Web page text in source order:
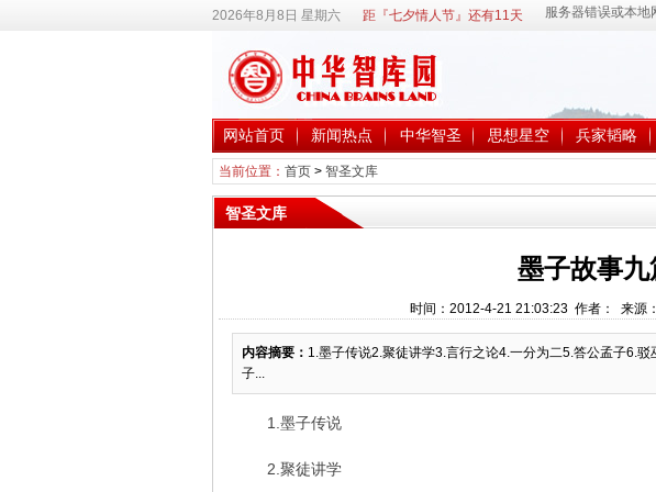
2026年8月8日 星期六 距『七夕情人节』还有11天
网站首页 新闻热点 中华智圣 思想星空 兵家韬略
当前位置： 首页> 智圣文库
智圣文库
墨子故事九
时间：2012-4-21 21:03:23 作者： 来源
内容摘要： 1.墨子传说2.聚徒讲学3.言行之论4.一分为二5.答公孟子6.
子...
1.墨子传说
2.聚徒讲学